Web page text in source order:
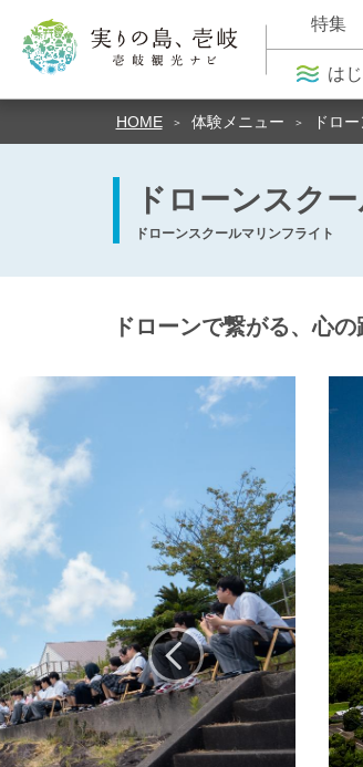
特集
は
HOME 体験メニュー ドロ
ドローンスク
ドローンスクールマリンフライト
ドローンで繋がる、心